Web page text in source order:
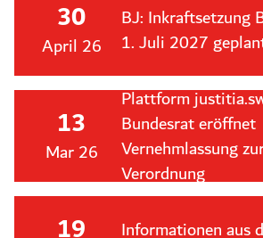
30
April 26
BJ: Inkraftsetzung
1. Juli 2027
13
Mar 26
Plattform
Bundesrat eröffnet
Vernehmlassung
Verordnung
Informationen aus